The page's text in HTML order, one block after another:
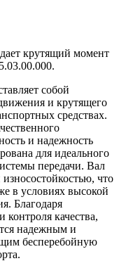
крутящий момент
собой
и крутящего
средствах.
и надежность
для идеального
передачи. Вал
что
в условиях высокой
Благодаря
качества,
надежным и
бесперебойную